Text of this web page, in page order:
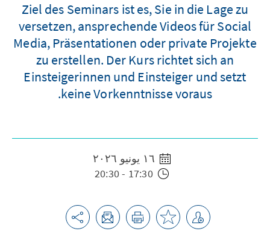
Ziel des Seminars ist es, Sie in die Lage zu
versetzen, ansprechende Videos für Social
Media, Präsentationen oder private Projekte
zu erstellen. Der Kurs richtet sich an
Einsteigerinnen und Einsteiger und setzt
keine Vorkenntnisse voraus.
17:30 - 20:30